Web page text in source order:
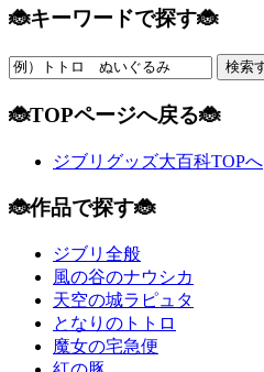
🐞キーワードで探す🐞
🐞TOPページへ戻る🐞
ジブリグッズ大百科TOPへ
🐞作品で探す🐞
ジブリ全般
風の谷のナウシカ
天空の城ラピュタ
となりのトトロ
魔女の宅急便